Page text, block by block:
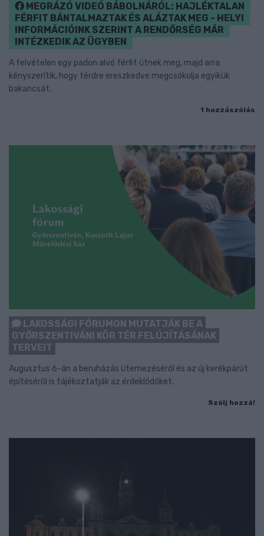
MEGRÁZÓ VIDEÓ BÁBOLNÁRÓL: HAJLÉKTALAN
FÉRFIT BÁNTALMAZTAK ÉS ALÁZTAK MEG - HELYI
INFORMÁCIÓINK SZERINT A RENDŐRSÉG MÁR
INTÉZKEDIK AZ ÜGYBEN
A felvételen egy padon alvó férfit ütnek meg, majd arra
kényszerítik, hogy térdre ereszkedve megcsókolja egyikük
bakancsát.
1 hozzászólás
LAKOSSÁGI FÓRUMON MUTATJÁK BE A
GYŐRSZENTIVÁNI KÖR TÉR FELÚJÍTÁSÁNAK
TERVEIT
Augusztus 6-án a beruházás ütemezéséről és az új kerékpárút
építéséről is tájékoztatják az érdeklődőket.
Szólj hozzá!